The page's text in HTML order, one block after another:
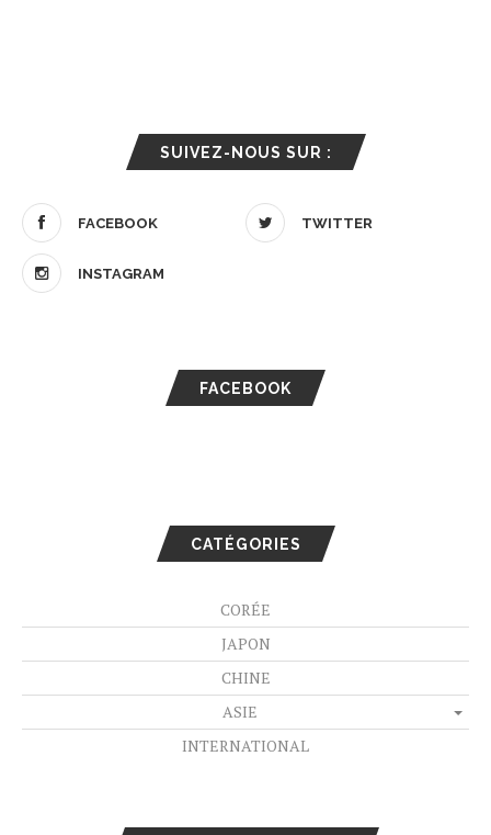
SUIVEZ-NOUS SUR :
FACEBOOK TWITTER
INSTAGRAM
FACEBOOK
CATÉGORIES
CORÉE
JAPON
CHINE
ASIE
INTERNATIONAL